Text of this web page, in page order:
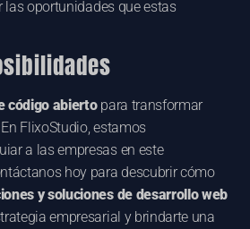
oportunidades que estas
código abiertopara transformar
FlixoStudio, estamos
a las empresas en este
hoy para descubrir cómo
y soluciones de desarrollo web
empresarial y brindarte una